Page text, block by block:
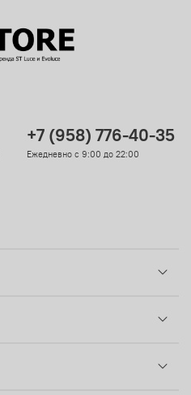
+7 (958) 776-40-35
Ежедневно с 9:00 до 22:00